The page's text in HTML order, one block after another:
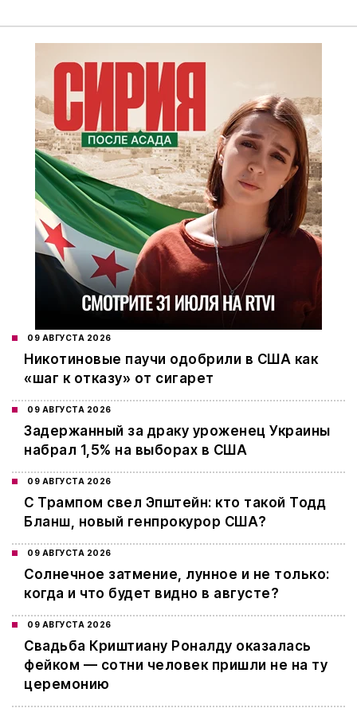
09 АВГУСТА 2026
Никотиновые паучи одобрили в США как
«шаг к отказу» от сигарет
09 АВГУСТА 2026
Задержанный за драку уроженец Украины
набрал 1,5% на выборах в США
09 АВГУСТА 2026
С Трампом свел Эпштейн: кто такой Тодд
Бланш, новый генпрокурор США?
09 АВГУСТА 2026
Cолнечное затмение, лунное и не только:
когда и что будет видно в августе?
09 АВГУСТА 2026
Свадьба Криштиану Роналду оказалась
фейком — сотни человек пришли не на ту
церемонию